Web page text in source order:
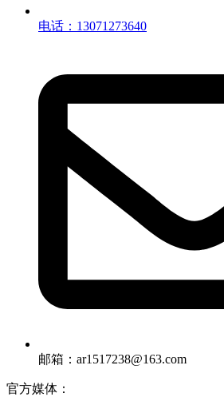
电话：13071273640
邮箱：ar1517238@163.com
官方媒体：